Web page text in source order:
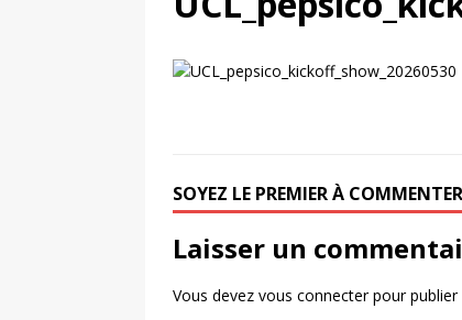
UNIS
[ 2 août 2026 ]
Chassé-croisé
SOYEZ LE PREMIER À COMMENTER
Laisser un
Vous devez vous connecterpour publier